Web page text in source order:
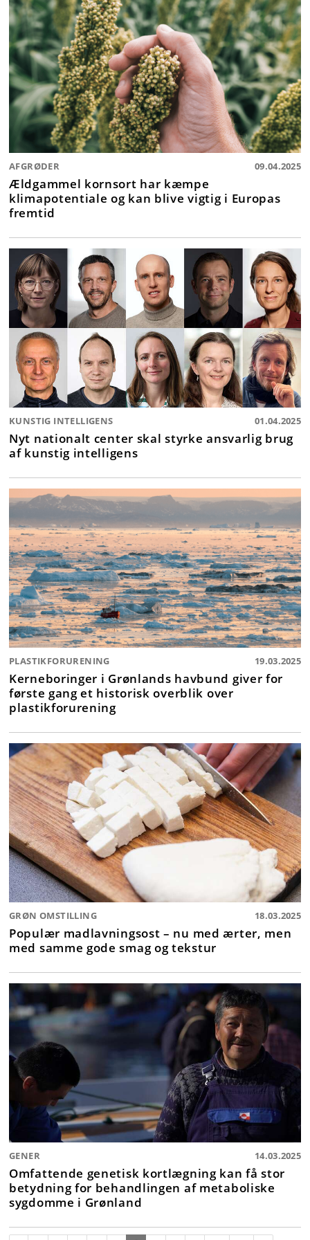
AFGRØDER 09.04.2025
Ældgammel kornsort har kæmpe
klimapotentiale og kan blive vigtig i Europas
fremtid
KUNSTIG INTELLIGENS 01.04.2025
Nyt nationalt center skal styrke ansvarlig brug
af kunstig intelligens
PLASTIKFORURENING 19.03.2025
Kerneboringer i Grønlands havbund giver for
første gang et historisk overblik over
plastikforurening
GRØN OMSTILLING 18.03.2025
Populær madlavningsost – nu med ærter, men
med samme gode smag og tekstur
GENER 14.03.2025
Omfattende genetisk kortlægning kan få stor
betydning for behandlingen af metaboliske
sygdomme i Grønland